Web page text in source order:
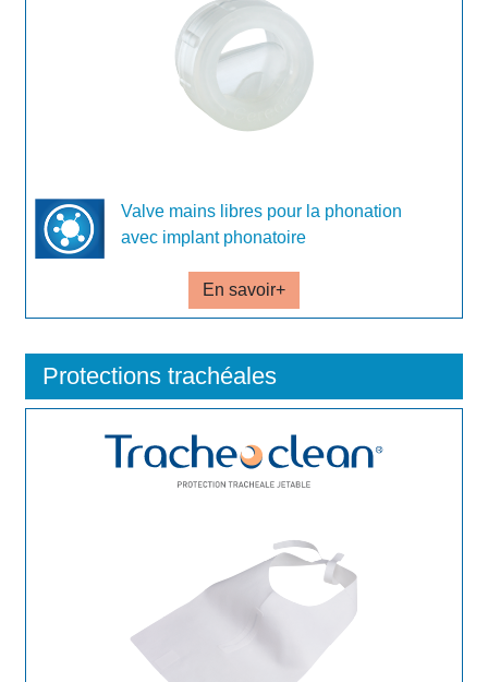
Valve mains libres pour la phonation
avec implant phonatoire
En savoir+
Protections trachéales